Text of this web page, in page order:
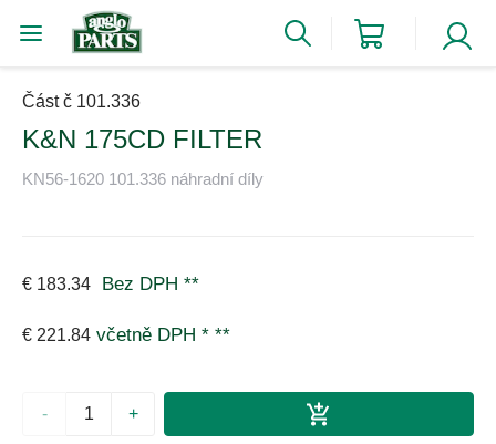
Část č 101.336
K&N 175CD FILTER
KN56-1620 101.336 náhradní díly
€ 183.34 Bez DPH **
€ 221.84 včetně DPH * **
- +